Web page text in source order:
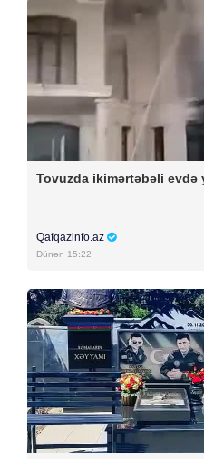
Tovuzda ikimərtəbəli evdə
Qafqazinfo.az
Dünən 15:22